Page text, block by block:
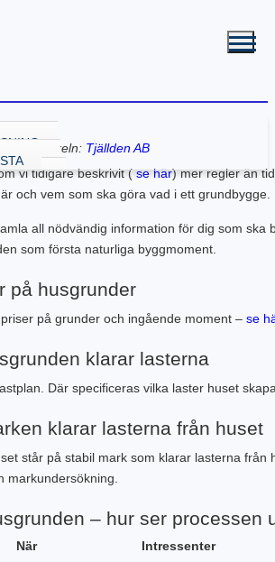
HÄR
ATTEFALL
KÄLLARE
POOL
PÅ BERG
av artikeln: Tjällden AB
vi tidigare beskrivit (se här) mer regler än
och vem som ska göra vad i ett grundbygge.
all nödvändig information för dig som ska
som första naturliga byggmoment.
på husgrunder
på grunder och ingående moment – se
klarar lasterna
Där specificeras vilka laster huset
klarar lasterna från huset
står på stabil mark som klarar lasterna från
markundersökning.
– hur ser processen
När Intressenter